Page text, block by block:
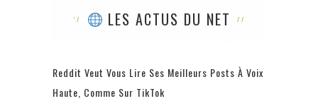
LES ACTUS DU NET
Reddit Veut Vous Lire Ses Meilleurs Posts À Voix
Haute, Comme Sur TikTok